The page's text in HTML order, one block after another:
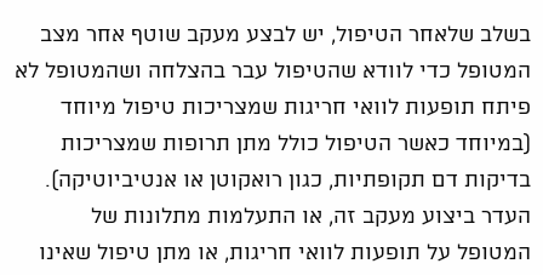
בשלב שלאחר הטיפול, יש לבצע מעקב שוטף אחר מצב
המטופל כדי לוודא שהטיפול עבר בהצלחה ושהמטופל לא
פיתח תופעות לוואי חריגות שמצריכות טיפול מיוחד
(במיוחד כאשר הטיפול כולל מתן תרופות שמצריכות
בדיקות דם תקופתיות, כגון רואקוטן או אנטיביוטיקה).
העדר ביצוע מעקב זה, או התעלמות מתלונות של
המטופל על תופעות לוואי חריגות, או מתן טיפול שאינו